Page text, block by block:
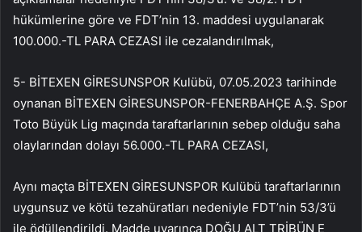
hükümlerine göre ve FDT’nin 13. maddesi uygulanarak
100.000.-TL PARA CEZASI ile cezalandırılmak,
5- BİTEXEN GİRESUNSPOR Kulübü, 07.05.2023 tarihinde
oynanan BİTEXEN GİRESUNSPOR-FENERBAHÇE A.Ş. Spor
Toto Büyük Lig maçında taraftarlarının sebep olduğu saha
olaylarından dolayı 56.000.-TL PARA CEZASI,
Aynı maçta BİTEXEN GİRESUNSPOR Kulübü taraftarlarının
uygunsuz ve kötü tezahüratları nedeniyle FDT’nin 53/3’ü
ile ödüllendirildi. Madde uyarınca DOĞU ALT TRİBÜN E